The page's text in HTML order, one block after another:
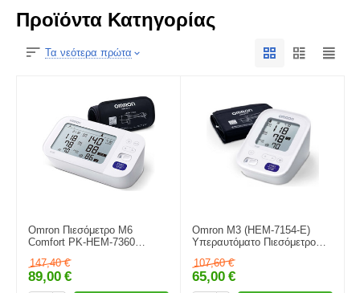
Προϊόντα Κατηγορίας
Τα νεότερα πρώτα
Omron Πιεσόμετρο M6
Comfort PK-HEM-7360
Μπράτσου Νέας Γενιάς 1Τμχ.
147,40 €
89,00 €
Omron M3 (HEM-7154-E)
Υπεραυτόματο Πιεσόμετρο
107,60 €
65,00 €